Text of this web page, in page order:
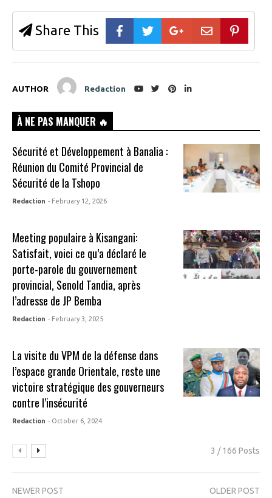
Share This
AUTHOR Redaction
À NE PAS MANQUER 🔥
Sécurité et Développement à Banalia :
Réunion du Comité Provincial de
Sécurité de la Tshopo
Redaction - February 12, 2026
Meeting populaire à Kisangani:
Satisfait, voici ce qu’a déclaré le
porte-parole du gouvernement
provincial, Senold Tandia, après
l’adresse de JP Bemba
Redaction - February 3, 2025
La visite du VPM de la défense dans
l’espace grande Orientale, reste une
victoire stratégique des gouverneurs
contre l’insécurité
Redaction - October 6, 2024
3 / 166 Posts
NEWER POST OLDER POST